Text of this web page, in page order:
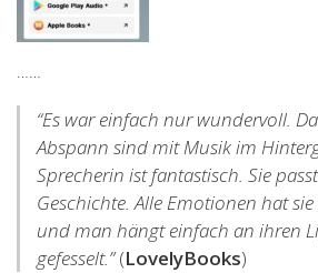
……
“Es war einfach nur wundervoll.
Abspann sind mit Musik im
Sprecherin ist fantastisch. Sie
Geschichte. Alle Emotionen hat
und man hängt einfach an ihren
gefesselt.”(LovelyBooks)